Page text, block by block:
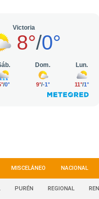
MISCELÁNEO NACIONAL
PURÉN REGIONAL